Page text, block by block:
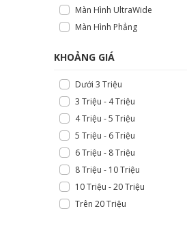
Màn Hình UltraWide
Màn Hình Phẳng
KHOẢNG GIÁ
Dưới 3 Triệu
3 Triệu - 4 Triệu
4 Triệu - 5 Triệu
5 Triệu - 6 Triệu
6 Triệu - 8 Triệu
8 Triệu - 10 Triệu
10 Triệu - 20 Triệu
Trên 20 Triệu